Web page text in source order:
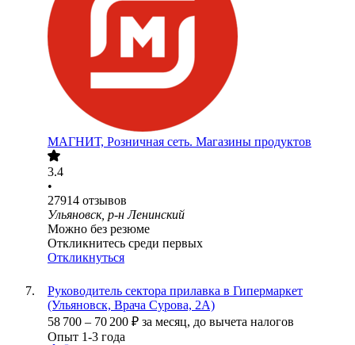
МАГНИТ, Розничная сеть. Магазины продуктов
3.4
•
27914 отзывов
Ульяновск, р-н Ленинский
Можно без резюме
Откликнитесь среди первых
Откликнуться
Руководитель сектора прилавка в Гипермаркет
(Ульяновск, Врача Сурова, 2А)
58 700 – 70 200 ₽ за месяц, до вычета налогов
Опыт 1-3 года